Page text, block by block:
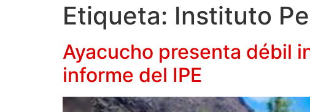
Etiqueta: Instituto
Ayacucho presenta débil
informe del IPE